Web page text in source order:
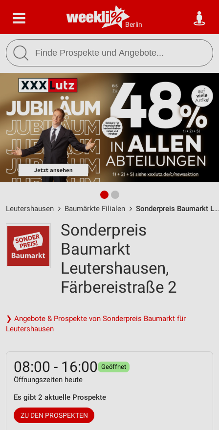
Berlin
Leutershausen Baumärkte Filialen Sonderpreis Baumarkt Leutershausen / Färbereistraße 2 - Öffnungszeiten & Adresse
Sonderpreis
Baumarkt
Leutershausen,
Färbereistraße 2
❯ Angebote & Prospekte von Sonderpreis Baumarkt für
Leutershausen
08:00 - 16:00 Geöffnet
Öffnungszeiten heute
Es gibt 2 aktuelle Prospekte
ZU DEN PROSPEKTEN